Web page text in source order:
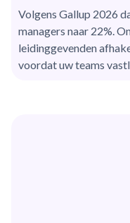
Volgens Gallup 2026
managers naar 22%.
leidinggevenden
voordat uw teams